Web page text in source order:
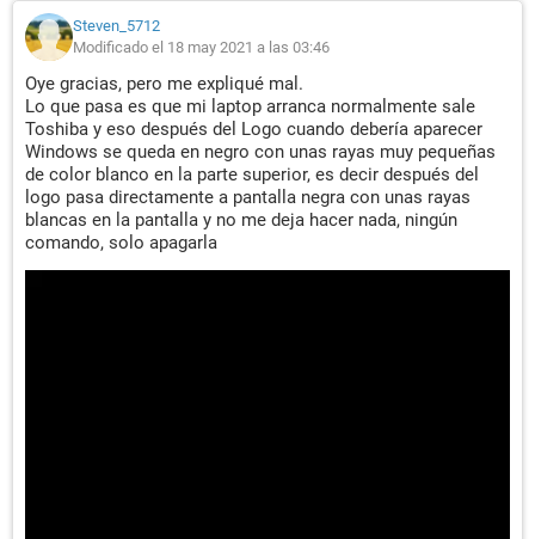
Steven_5712
Modificado el 18 may 2021 a las 03:46
Oye gracias, pero me expliqué mal.
Lo que pasa es que mi laptop arranca normalmente sale
Toshiba y eso después del Logo cuando debería aparecer
Windows se queda en negro con unas rayas muy pequeñas
de color blanco en la parte superior, es decir después del
logo pasa directamente a pantalla negra con unas rayas
blancas en la pantalla y no me deja hacer nada, ningún
comando, solo apagarla